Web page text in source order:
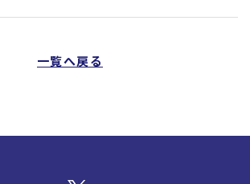
一覧へ戻る